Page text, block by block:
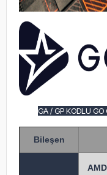
GA / GP KODLU GO
Bileşen